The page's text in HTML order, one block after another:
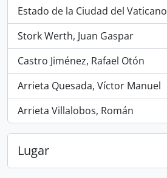
Estado de la Ciudad del Vaticano
, 2 resultados
Stork Werth, Juan Gaspar
, 1 resultados
Castro Jiménez, Rafael Otón
, 1 resultados
Arrieta Quesada, Víctor Manuel
, 1 resultados
Arrieta Villalobos, Román
, 1 resultados
Lugar